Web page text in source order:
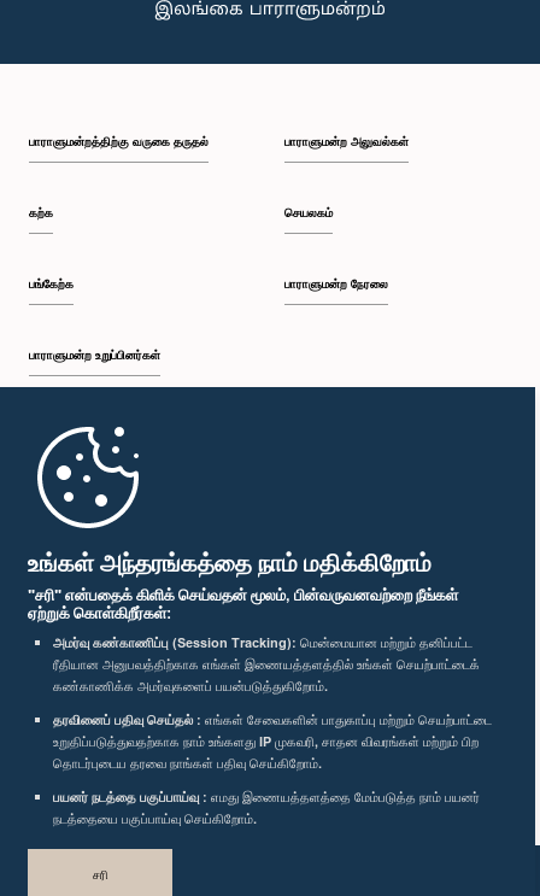
உங்கள் அந்தரங்கத்தை நாம் மதிக்கிறோம்
"சரி" என்பதைக் கிளிக் செய்வதன் மூலம், பின்வருவனவற்றை நீங்கள்
ஏற்றுக் கொள்கிறீர்கள்:
அமர்வு கண்காணிப்பு (Session Tracking): மென்மையான மற்றும் தனிப்பட்ட
ரீதியான அனுபவத்திற்காக எங்கள் இணையத்தளத்தில் உங்கள் செயற்பாட்டைக்
கண்காணிக்க அமர்வுகளைப் பயன்படுத்துகிறோம்.
தரவினைப் பதிவு செய்தல் : எங்கள் சேவைகளின் பாதுகாப்பு மற்றும் செயற்பாட்டை
உறுதிப்படுத்துவதற்காக நாம் உங்களது IP முகவரி, சாதன விவரங்கள் மற்றும் பிற
தொடர்புடைய தரவை நாங்கள் பதிவு செய்கிறோம்.
பயனர் நடத்தை பகுப்பாய்வு : எமது இணையத்தளத்தை மேம்படுத்த நாம் பயனர்
நடத்தையை பகுப்பாய்வு செய்கிறோம்.
சரி
பாராளுமன்றத்திற்கு வருகை தருதல்
கற்க
பங்கேற்க
பாராளுமன்ற உறுப்பினர்கள்
முதற்பக்கம்
பாராளுமன்ற அலுவல்கள்
செயலகம்
பாராளுமன்ற நேரலை
பாராளுமன்ற கையடக்க செயலி
எம்மை பின்தொடர்க :
விருதுகள்
தனியுரிமைக் கொள்கை